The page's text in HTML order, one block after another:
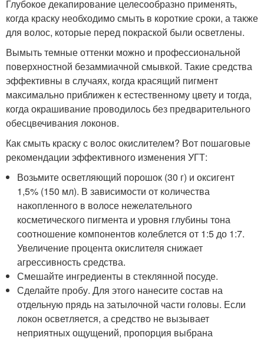
Глубокое декапирование целесообразно применять,
когда краску необходимо смыть в короткие сроки, а также
для волос, которые перед покраской были осветлены.
Вымыть темные оттенки можно и профессиональной
поверхностной безаммиачной смывкой. Такие средства
эффективны в случаях, когда красящий пигмент
максимально приближен к естественному цвету и тогда,
когда окрашивание проводилось без предварительного
обесцвечивания локонов.
Как смыть краску с волос окислителем? Вот пошаговые
рекомендации эффективного изменения УГТ:
Возьмите осветляющий порошок (30 г) и оксигент
1,5% (150 мл). В зависимости от количества
накопленного в волосе нежелательного
косметического пигмента и уровня глубины тона
соотношение компонентов колеблется от 1:5 до 1:7.
Увеличение процента окислителя снижает
агрессивность средства.
Смешайте ингредиенты в стеклянной посуде.
Сделайте пробу. Для этого нанесите состав на
отдельную прядь на затылочной части головы. Если
локон осветляется, а средство не вызывает
неприятных ощущений, пропорция выбрана